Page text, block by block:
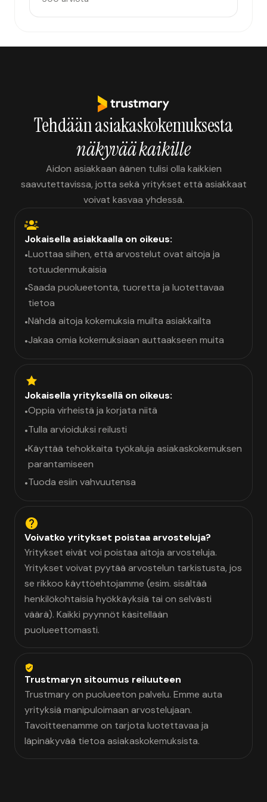
Tehdään asiakaskokemuksesta
näkyvää kaikille
Aidon asiakkaan äänen tulisi olla kaikkien
saavutettavissa, jotta sekä yritykset että asiakkaat
voivat kasvaa yhdessä.
Jokaisella asiakkaalla on oikeus:
•Luottaa siihen, että arvostelut ovat aitoja ja
totuudenmukaisia
•Saada puolueetonta, tuoretta ja luotettavaa
tietoa
•Nähdä aitoja kokemuksia muilta asiakkailta
•Jakaa omia kokemuksiaan auttaakseen muita
Jokaisella yrityksellä on oikeus:
•Oppia virheistä ja korjata niitä
•Tulla arvioiduksi reilusti
•Käyttää tehokkaita työkaluja asiakaskokemuksen
parantamiseen
•Tuoda esiin vahvuutensa
Voivatko yritykset poistaa arvosteluja?
Yritykset eivät voi poistaa aitoja arvosteluja.
Yritykset voivat pyytää arvostelun tarkistusta, jos
se rikkoo käyttöehtojamme (esim. sisältää
henkilökohtaisia hyökkäyksiä tai on selvästi
väärä). Kaikki pyynnöt käsitellään
puolueettomasti.
Trustmaryn sitoumus reiluuteen
Trustmary on puolueeton palvelu. Emme auta
yrityksiä manipuloimaan arvostelujaan.
Tavoitteenamme on tarjota luotettavaa ja
läpinäkyvää tietoa asiakaskokemuksista.